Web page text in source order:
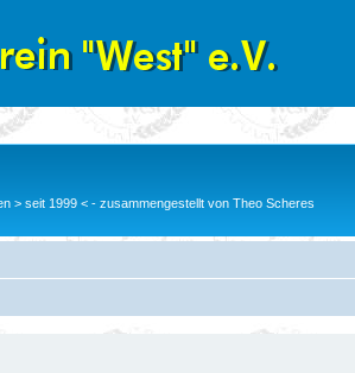
> seit 1999 < - zusammengestellt von Theo Scheres